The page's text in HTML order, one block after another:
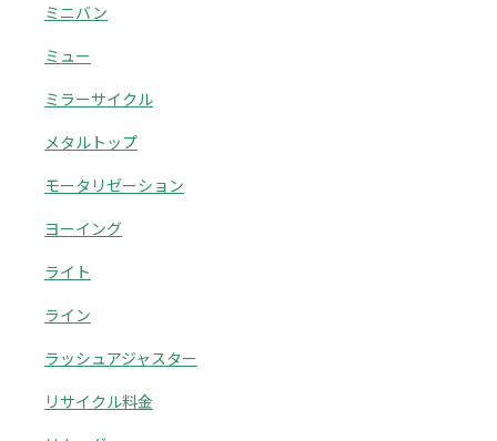
ミニバン
ミュー
ミラーサイクル
メタルトップ
モータリゼーション
ヨーイング
ライト
ライン
ラッシュアジャスター
リサイクル料金